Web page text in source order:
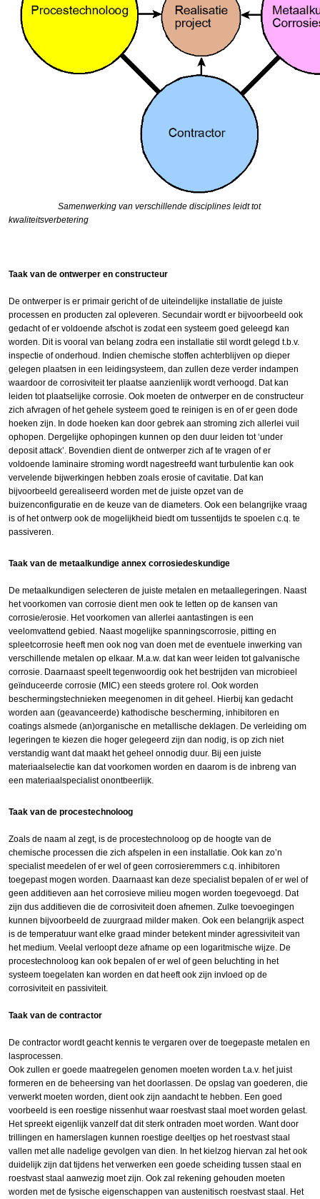
Samenwerking van verschillende disciplines leidt tot
kwaliteitsverbetering
Taak van de ontwerper en constructeur
De ontwerper is er primair gericht of de uiteindelijke installatie de juiste
processen en producten zal opleveren. Secundair wordt er bijvoorbeeld ook
gedacht of er voldoende afschot is zodat een systeem goed geleegd kan
worden. Dit is vooral van belang zodra een installatie stil wordt gelegd t.b.v.
inspectie of onderhoud. Indien chemische stoffen achterblijven op dieper
gelegen plaatsen in een leidingsysteem, dan zullen deze verder indampen
waardoor de corrosiviteit ter plaatse aanzienlijk wordt verhoogd. Dat kan
leiden tot plaatselijke corrosie. Ook moeten de ontwerper en de constructeur
zich afvragen of het gehele systeem goed te reinigen is en of er geen dode
hoeken zijn. In dode hoeken kan door gebrek aan stroming zich allerlei vuil
ophopen. Dergelijke ophopingen kunnen op den duur leiden tot ‘under
deposit attack’. Bovendien dient de ontwerper zich af te vragen of er
voldoende laminaire stroming wordt nagestreefd want turbulentie kan ook
vervelende bijwerkingen hebben zoals erosie of cavitatie. Dat kan
bijvoorbeeld gerealiseerd worden met de juiste opzet van de
buizenconfiguratie en de keuze van de diameters. Ook een belangrijke vraag
is of het ontwerp ook de mogelijkheid biedt om tussentijds te spoelen c.q. te
passiveren.
Taak van de metaalkundige annex corrosiedeskundige
De metaalkundigen selecteren de juiste metalen en metaallegeringen. Naast
het voorkomen van corrosie dient men ook te letten op de kansen van
corrosie/erosie. Het voorkomen van allerlei aantastingen is een
veelomvattend gebied. Naast mogelijke spanningscorrosie, pitting en
spleetcorrosie heeft men ook nog van doen met de eventuele inwerking van
verschillende metalen op elkaar. M.a.w. dat kan weer leiden tot galvanische
corrosie. Daarnaast speelt tegenwoordig ook het bestrijden van microbieel
geïnduceerde corrosie (MIC) een steeds grotere rol. Ook worden
beschermingstechnieken meegenomen in dit geheel. Hierbij kan gedacht
worden aan (geavanceerde) kathodische bescherming, inhibitoren en
coatings alsmede (an)organische en metallische deklagen. De verleiding om
legeringen te kiezen die hoger gelegeerd zijn dan nodig, is op zich niet
verstandig want dat maakt het geheel onnodig duur. Bij een juiste
materiaalselectie kan dat voorkomen worden en daarom is de inbreng van
een materiaalspecialist onontbeerlijk.
Taak van de procestechnoloog
Zoals de naam al zegt, is de procestechnoloog op de hoogte van de
chemische processen die zich afspelen in een installatie. Ook kan zo’n
specialist meedelen of er wel of geen corrosieremmers c.q. inhibitoren
toegepast mogen worden. Daarnaast kan deze specialist bepalen of er wel of
geen additieven aan het corrosieve milieu mogen worden toegevoegd. Dat
zijn dus additieven die de corrosiviteit doen afnemen. Zulke toevoegingen
kunnen bijvoorbeeld de zuurgraad milder maken. Ook een belangrijk aspect
is de temperatuur want elke graad minder betekent minder agressiviteit van
het medium. Veelal verloopt deze afname op een logaritmische wijze. De
procestechnoloog kan ook bepalen of er wel of geen beluchting in het
systeem toegelaten kan worden en dat heeft ook zijn invloed op de
corrosiviteit en passiviteit.
Taak van de contractor
De contractor wordt geacht kennis te vergaren over de toegepaste metalen en
lasprocessen.
Ook zullen er goede maatregelen genomen moeten worden t.a.v. het juist
formeren en de beheersing van het doorlassen. De opslag van goederen, die
verwerkt moeten worden, dient ook zijn aandacht te hebben. Een goed
voorbeeld is een roestige nissenhut waar roestvast staal moet worden gelast.
Het spreekt eigenlijk vanzelf dat dit sterk ontraden moet worden. Want door
trillingen en hamerslagen kunnen roestige deeltjes op het roestvast staal
vallen met alle nadelige gevolgen van dien. In het kielzog hiervan zal het ook
duidelijk zijn dat tijdens het verwerken een goede scheiding tussen staal en
roestvast staal aanwezig moet zijn. Ook zal rekening gehouden moeten
worden met de fysische eigenschappen van austenitisch roestvast staal. Het